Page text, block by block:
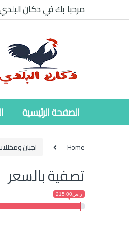
to
to
مرحبا بك في دكان
الصفحة الرئيسية
Home اجبان
تصفية بالسعر
ر.س215.00